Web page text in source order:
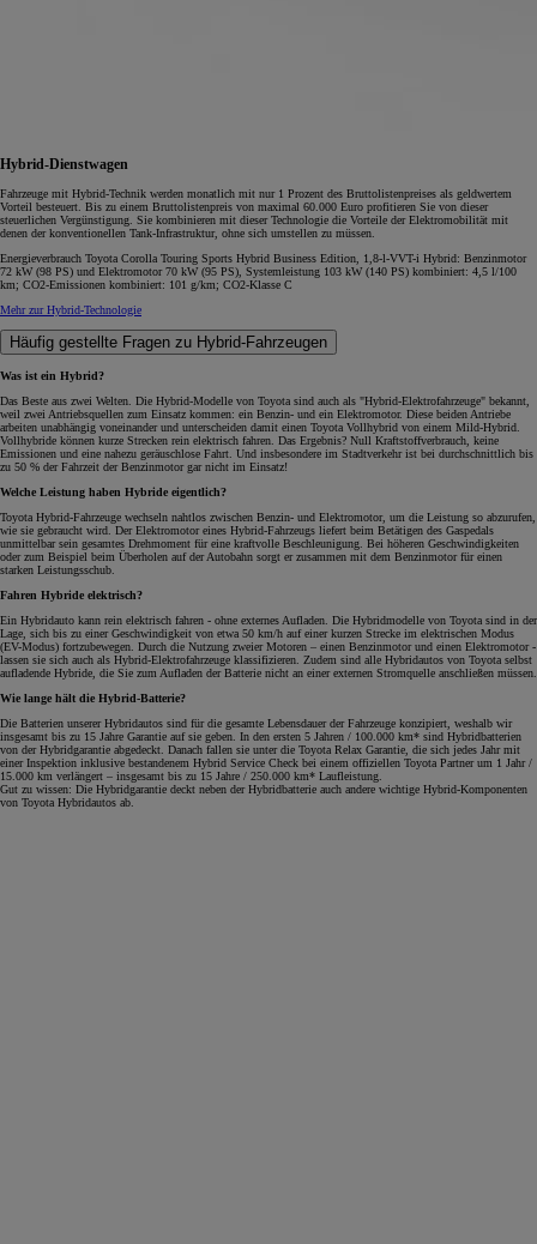
Hybrid-Dienstwagen
Fahrzeuge mit Hybrid-Technik werden monatlich mit nur 1 Prozent des Bruttolistenpreises als geldwertem
Vorteil besteuert. Bis zu einem Bruttolistenpreis von maximal 60.000 Euro profitieren Sie von dieser
steuerlichen Vergünstigung. Sie kombinieren mit dieser Technologie die Vorteile der Elektromobilität mit
denen der konventionellen Tank-Infrastruktur, ohne sich umstellen zu müssen.
Energieverbrauch Toyota Corolla Touring Sports Hybrid Business Edition, 1,8-l-VVT-i Hybrid: Benzinmotor
72 kW (98 PS) und Elektromotor 70 kW (95 PS), Systemleistung 103 kW (140 PS) kombiniert: 4,5 l/100
km; CO2-Emissionen kombiniert: 101 g/km; CO2-Klasse C
Mehr zur Hybrid-Technologie
Häufig gestellte Fragen zu Hybrid-Fahrzeugen
Was ist ein Hybrid?
Das Beste aus zwei Welten. Die Hybrid-Modelle von Toyota sind auch als "Hybrid-Elektrofahrzeuge" bekannt,
weil zwei Antriebsquellen zum Einsatz kommen: ein Benzin- und ein Elektromotor. Diese beiden Antriebe
arbeiten unabhängig voneinander und unterscheiden damit einen Toyota Vollhybrid von einem Mild-Hybrid.
Vollhybride können kurze Strecken rein elektrisch fahren. Das Ergebnis? Null Kraftstoffverbrauch, keine
Emissionen und eine nahezu geräuschlose Fahrt. Und insbesondere im Stadtverkehr ist bei durchschnittlich bis
zu 50 % der Fahrzeit der Benzinmotor gar nicht im Einsatz!
Welche Leistung haben Hybride eigentlich?
Toyota Hybrid-Fahrzeuge wechseln nahtlos zwischen Benzin- und Elektromotor, um die Leistung so abzurufen,
wie sie gebraucht wird. Der Elektromotor eines Hybrid-Fahrzeugs liefert beim Betätigen des Gaspedals
unmittelbar sein gesamtes Drehmoment für eine kraftvolle Beschleunigung. Bei höheren Geschwindigkeiten
oder zum Beispiel beim Überholen auf der Autobahn sorgt er zusammen mit dem Benzinmotor für einen
starken Leistungsschub.
Fahren Hybride elektrisch?
Ein Hybridauto kann rein elektrisch fahren - ohne externes Aufladen. Die Hybridmodelle von Toyota sind in der
Lage, sich bis zu einer Geschwindigkeit von etwa 50 km/h auf einer kurzen Strecke im elektrischen Modus
(EV-Modus) fortzubewegen. Durch die Nutzung zweier Motoren – einen Benzinmotor und einen Elektromotor -
lassen sie sich auch als Hybrid-Elektrofahrzeuge klassifizieren. Zudem sind alle Hybridautos von Toyota selbst
aufladende Hybride, die Sie zum Aufladen der Batterie nicht an einer externen Stromquelle anschließen müssen.
Wie lange hält die Hybrid-Batterie?
Die Batterien unserer Hybridautos sind für die gesamte Lebensdauer der Fahrzeuge konzipiert, weshalb wir
insgesamt bis zu 15 Jahre Garantie auf sie geben. In den ersten 5 Jahren / 100.000 km* sind Hybridbatterien
von der Hybridgarantie abgedeckt. Danach fallen sie unter die Toyota Relax Garantie, die sich jedes Jahr mit
einer Inspektion inklusive bestandenem Hybrid Service Check bei einem offiziellen Toyota Partner um 1 Jahr /
15.000 km verlängert – insgesamt bis zu 15 Jahre / 250.000 km* Laufleistung.
Gut zu wissen: Die Hybridgarantie deckt neben der Hybridbatterie auch andere wichtige Hybrid-Komponenten
von Toyota Hybridautos ab.